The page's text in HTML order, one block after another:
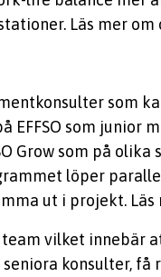
Läs mer om
som
EFFSO som junior
Grow som på
löper
ut i projekt. Läs
vilket innebär
konsulter, få